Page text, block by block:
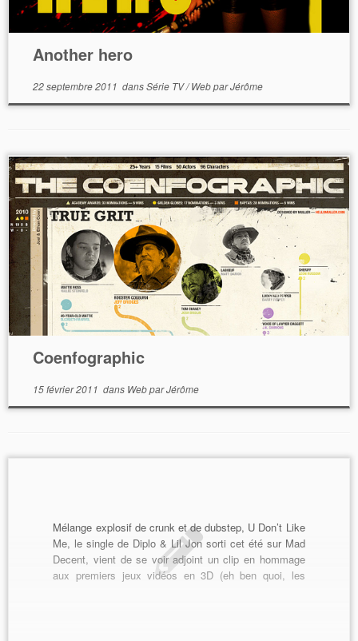
Another hero
22 septembre 2011 dansSérie TV/WebparJérôme
Coenfographic
15 février 2011 dans WebparJérôme
Mélange explosif de crunk et de dubstep, U Don’t Like
Me, le single de Diplo & Lil Jon sorti cet été sur Mad
Decent, vient de se voir adjoint un clip en hommage
aux premiers jeux vidéos en 3D (eh ben quoi, les